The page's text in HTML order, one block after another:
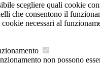
scegliere quali cookie
che consentono il
necessari al
non possono